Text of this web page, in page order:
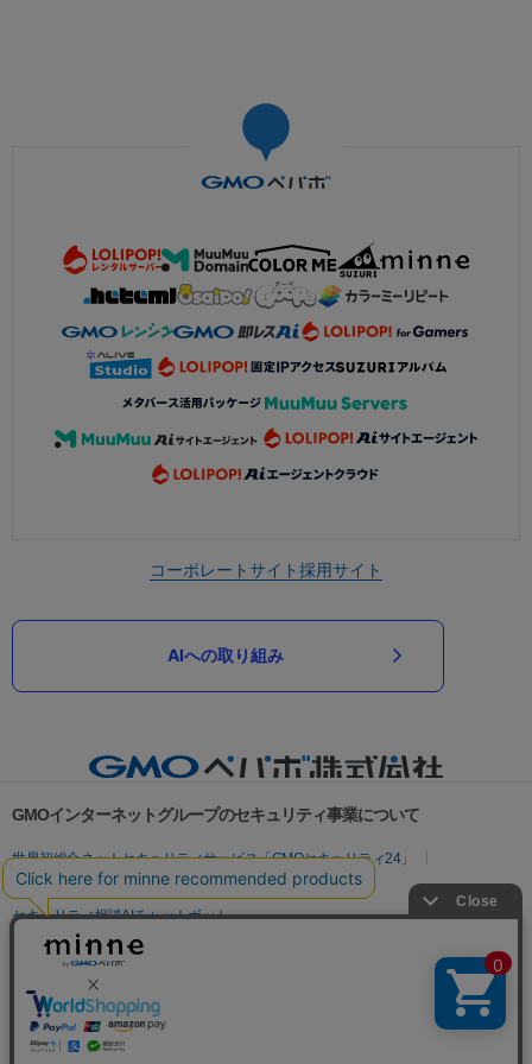
コーポレートサイト採用サイト
AIへの取り組み
GMOインターネットグループのセキュリティ事業について
世界初総合ネットセキュリティサービス「GMOセキュリティ24」
パスワード漏洩診断
Webサイトリスク診断
セキュリティ相談AIチャットボット
実在証明・盗聴対策
サイバー攻撃対策（GMO Flatt Security）
セキュリティ事業の軌跡